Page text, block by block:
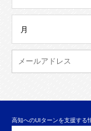
高知へのUIターンを支援する